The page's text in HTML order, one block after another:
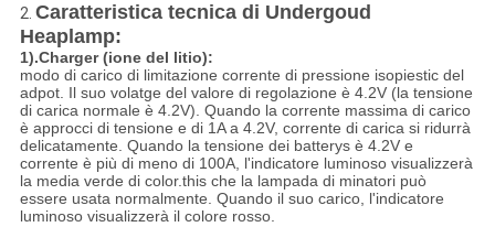
2. Caratteristica tecnica di Undergoud
Heaplamp:
1).Charger (ione del litio):
modo di carico di limitazione corrente di pressione isopiestic del
adpot. Il suo volatge del valore di regolazione è 4.2V (la tensione
di carica normale è 4.2V). Quando la corrente massima di carico
è approcci di tensione e di 1A a 4.2V, corrente di carica si ridurrà
delicatamente. Quando la tensione dei batterys è 4.2V e
corrente è più di meno di 100A, l'indicatore luminoso visualizzerà
la media verde di color.this che la lampada di minatori può
essere usata normalmente. Quando il suo carico, l'indicatore
luminoso visualizzerà il colore rosso.